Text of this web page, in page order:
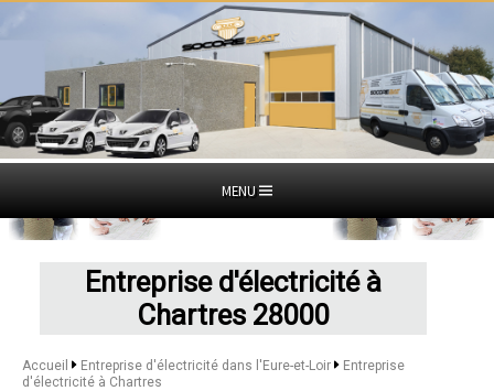
MENU
Entreprise d'électricité à
Chartres 28000
Accueil Entreprise d'électricité dans l'Eure-et-Loir
Entreprise
d'électricité à Chartres